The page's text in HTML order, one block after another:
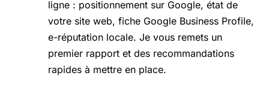
ligne : positionnement sur Google, état de
votre site web, fiche Google Business Profile,
e-réputation locale. Je vous remets un
premier rapport et des recommandations
rapides à mettre en place.